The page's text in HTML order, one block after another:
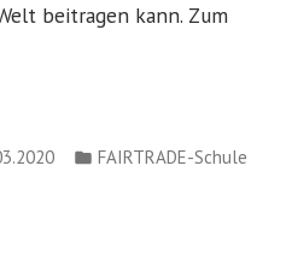
beitragen kann. Zum
Veröffentlicht
FAIRTRADE-Schule